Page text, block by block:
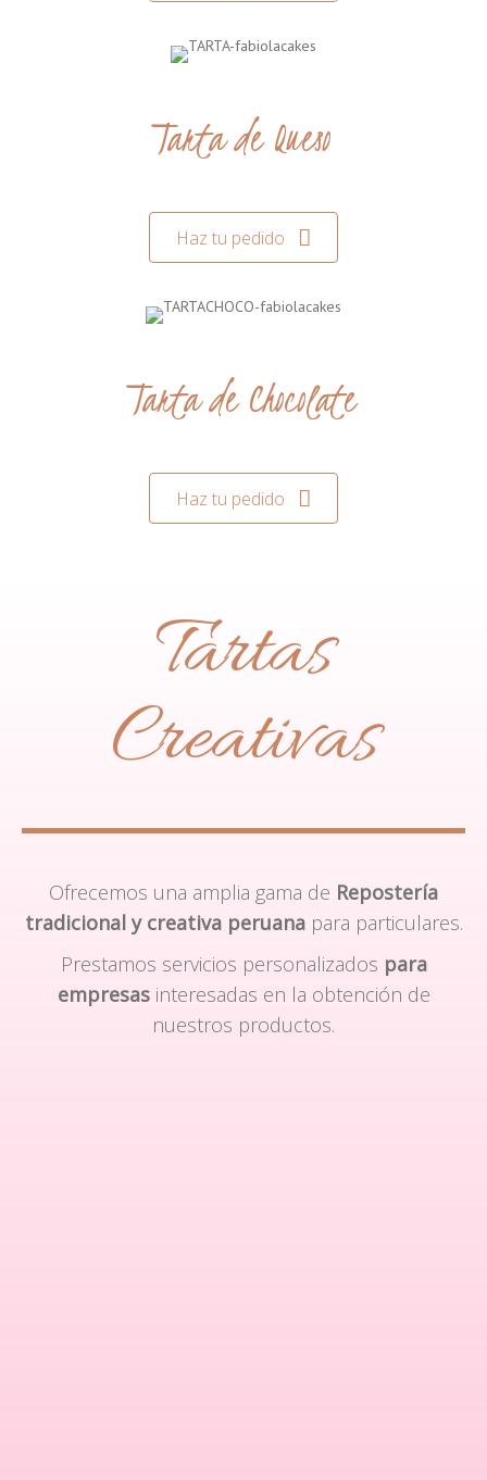
Tarta de Queso
Haz tu pedido
Tarta de Chocolate
Haz tu pedido
Tartas
Creativas
Ofrecemos una amplia gama de Repostería
tradicional y creativa peruanapara particulares.
Prestamos servicios personalizados para
empresasinteresadas en la obtención de
nuestros productos.